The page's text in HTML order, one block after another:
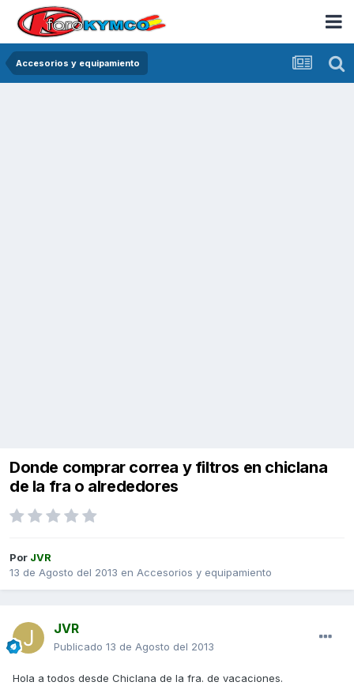
Accesorios y equipamiento
Donde comprar correa y filtros en chiclana
de la fra o alrededores
Por JVR
13 de Agosto del 2013 en Accesorios y equipamiento
JVR
Publicado 13 de Agosto del 2013
Hola a todos desde Chiclana de la fra. de vacaciones.